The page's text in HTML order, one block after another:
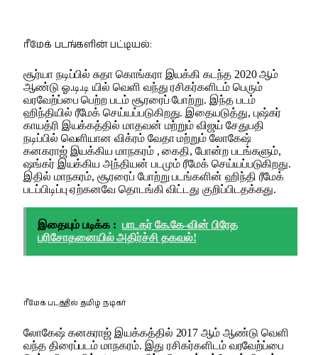
ரீமேக் படங்களின் பட்டியல்:
சூர்யா நடிப்பில் சுதா கொங்கரா இயக்கி கடந்த 2020 ஆம்
ஆண்டு ஓ.டி.டி யில் வெளி வந்து ரசிகர்களிடம் பெரும்
வரவேற்ப்பை பெற்ற படம் சூரரைப் போற்று. இந்த படம்
ஹிந்தியில் ரீமேக் செய்யப்படுகிறது. இதையடுத்து, புஷ்கர்
காயத்ரி இயக்கத்தில் மாதவன் மற்றும் விஜய் சேதுபதி
நடிப்பில் வெளியான விக்ரம் வேதா மற்றும் லோகேஷ்
கனகராஜ் இயக்கிய மாநகரம் , கைதி, போன்ற படங்களும்,
ஷங்கர் இயக்கிய அந்தியன் படமும் ரீமேக் செய்யப்படுகிறது.
இதில் மாநகரம், சூரரைப் போற்று படங்களின் ஹிந்தி ரீமேக்
படப்பிடிப்பு ஏற்கனவே தொடங்கி விட்டது குறிப்பிடதக்கது.
இதையும் படிக்க : பாடகர் கே.கே-வின் பிரேத
பரிசோதனையில் அதிர்ச்சி தகவல்!
ரீமேக் படத்தில் தமிழ் நடிகர்
லோகேஷ் கனகராஜ் இயக்கத்தில் 2017 ஆம் ஆண்டு வெளி
வந்த திரைப்படம் மாநகரம். இது ரசிகர்களிடம் வரவேற்ப்பை